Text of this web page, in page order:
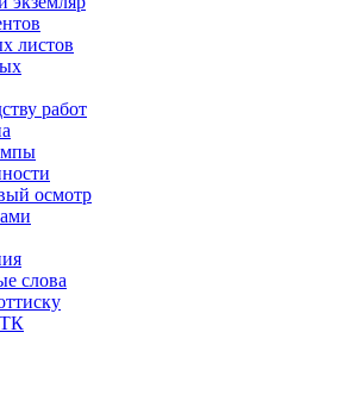
листов
работ
осмотр
слова